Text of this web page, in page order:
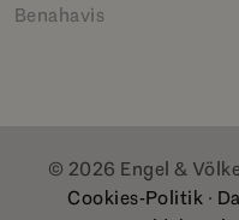
Benahavis
© 2026 Engel &
Cookies-Politik ·